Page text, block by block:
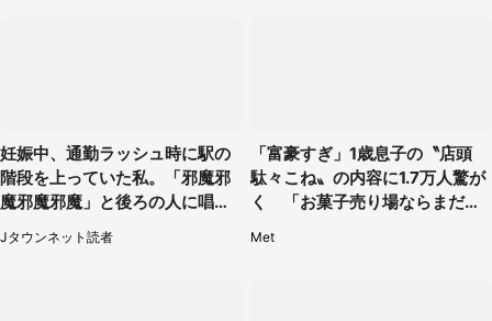
妊娠中、通勤ラッシュ時に駅の
階段を上っていた私。「邪魔邪
魔邪魔邪魔」と後ろの人に唱え
られて（神奈川県・30代女性）
Jタウンネット読者
「富豪すぎ」1歳息子の〝店頭
駄々こね〟の内容に1.7万人驚が
く 「お菓子売り場ならまだし
Met